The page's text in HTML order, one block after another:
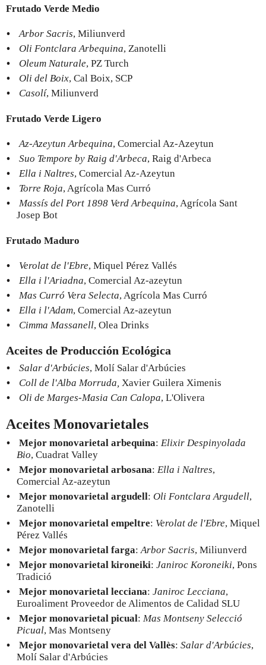
Frutado Verde Medio
Arbor Sacris, Miliunverd
Oli Fontclara Arbequina, Zanotelli
Oleum Naturale, PZ Turch
Oli del Boix, Cal Boix, SCP
Casolí, Miliunverd
Frutado Verde Ligero
Az-Azeytun Arbequina, Comercial Az-Azeytun
Suo Tempore by Raig d'Arbeca, Raig d'Arbeca
Ella i Naltres, Comercial Az-Azeytun
Torre Roja, Agrícola Mas Curró
Massís del Port 1898 Verd Arbequina, Agrícola Sant
Josep Bot
Frutado Maduro
Verolat de l'Ebre, Miquel Pérez Vallés
Ella i l'Ariadna, Comercial Az-azeytun
Mas Curró Vera Selecta, Agrícola Mas Curró
Ella i l'Adam, Comercial Az-azeytun
Cimma Massanell, Olea Drinks
Aceites de Producción Ecológica
Salar d'Arbúcies, Molí Salar d'Arbúcies
Coll de l'Alba Morruda, Xavier Guilera Ximenis
Oli de Marges-Masia Can Calopa, L'Olivera
Aceites Monovarietales
Mejor monovarietal arbequina: Elixir Despinyolada
Bio, Cuadrat Valley
Mejor monovarietal arbosana: Ella i Naltres,
Comercial Az-azeytun
Mejor monovarietal argudell: Oli Fontclara Argudell,
Zanotelli
Mejor monovarietal empeltre: Verolat de l'Ebre, Miquel
Pérez Vallés
Mejor monovarietal farga:Arbor Sacris, Miliunverd
Mejor monovarietal kironeiki: Janiroc Koroneiki, Pons
Tradició
Mejor monovarietal lecciana: Janiroc Lecciana,
Euroaliment Proveedor de Alimentos de Calidad SLU
Mejor monovarietal picual: Mas Montseny Selecció
Picual, Mas Montseny
Mejor monovarietal vera del Vallès: Salar d'Arbúcies,
Molí Salar d'Arbúcies